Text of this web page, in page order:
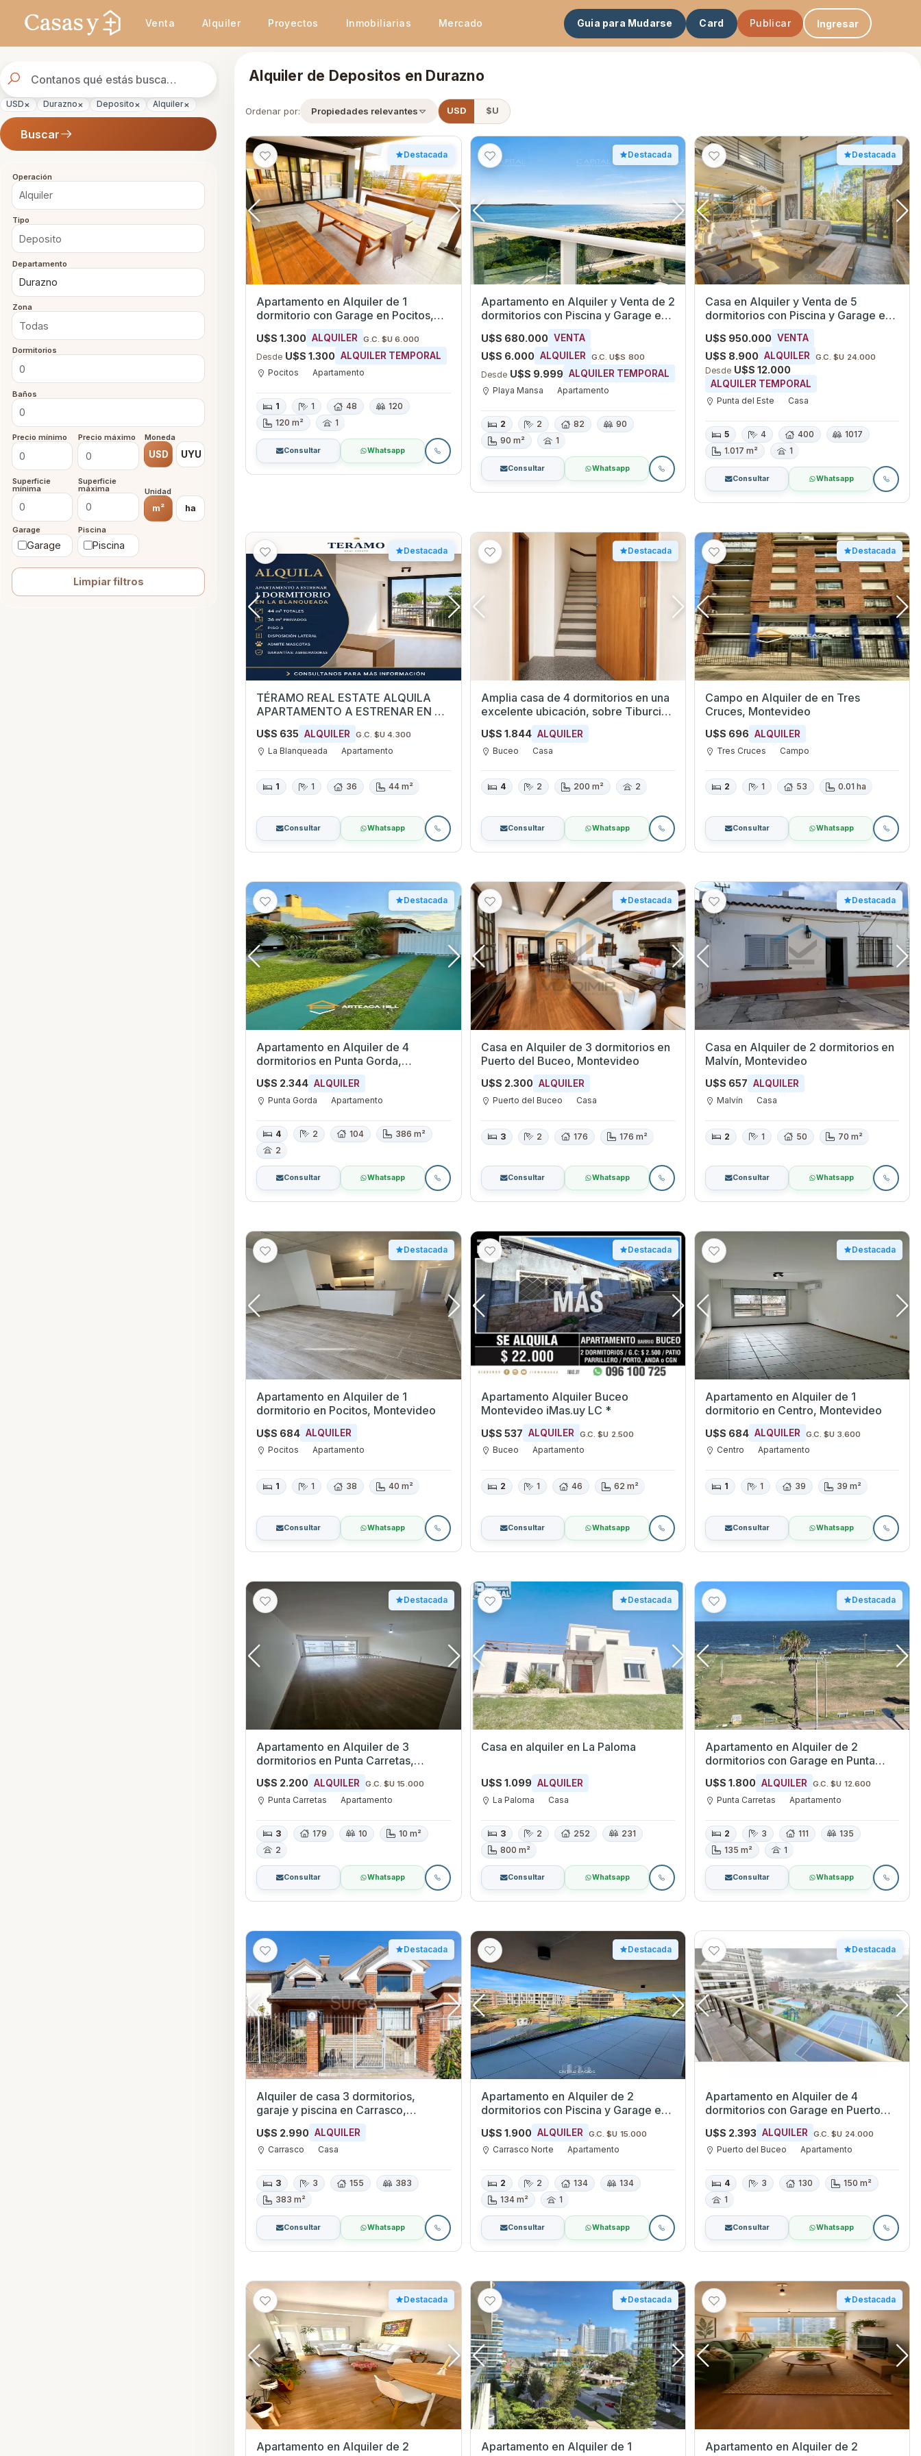
Venta Alquiler Proyectos Inmobiliarias Mercado Guia para Mudarse Card Publicar Ingresar
de
propiedades
USD× Durazno× Deposito× Alquiler×
Buscar
Operación
Tipo
Departamento
Zona
Dormitorios
Baños
Precio mínimo Precio máximo Moneda
USD UYU
Superficie
mínima
Superficie
máxima Unidad
m² ha
Garage
Garage
Piscina
Piscina
Limpiar filtros
Alquiler de Depositos en Durazno
Ordenar por: Propiedades relevantes USD $U
Destacada
Apartamento en Alquiler de 1
dormitorio con Garage en Pocitos,
Montevideo
U$S 1.300 ALQUILER
G.C. $U 6.000
Desde U$S 1.300 ALQUILER TEMPORAL
Pocitos Apartamento
1 1 48
120
120 m²
1
Consultar Whatsapp
Destacada
Apartamento en Alquiler y Venta de 2
dormitorios con Piscina y Garage en
Playa Mansa, Maldonado
U$S 680.000 VENTA
U$S 6.000 ALQUILER
G.C. U$S 800
Desde U$S 9.999 ALQUILER TEMPORAL
Playa Mansa Apartamento
2 2 82
90
90 m²
1
Consultar Whatsapp
Destacada
Casa en Alquiler y Venta de 5
dormitorios con Piscina y Garage en
Punta del Este, Maldonado
U$S 950.000 VENTA
U$S 8.900 ALQUILER
G.C. $U 24.000
Desde U$S 12.000
ALQUILER TEMPORAL
Punta del Este Casa
5 4 400
1017
1.017 m²
1
Consultar Whatsapp
Destacada
TÉRAMO REAL ESTATE ALQUILA
APARTAMENTO A ESTRENAR EN LA
BLANQUEADA
U$S 635 ALQUILER G.C. $U 4.300
La Blanqueada Apartamento
1 1 36 44 m²
Consultar Whatsapp
Destacada
Amplia casa de 4 dormitorios en una
excelente ubicación, sobre Tiburcio
Gómez esquina Pedro Bustamante.
U$S 1.844 ALQUILER
Buceo Casa
4 2 200 m² 2
Consultar Whatsapp
Destacada
Campo en Alquiler de en Tres
Cruces, Montevideo
U$S 696 ALQUILER
Tres Cruces Campo
2 1 53 0.01 ha
Consultar Whatsapp
Destacada
Apartamento en Alquiler de 4
dormitorios en Punta Gorda,
Montevideo
U$S 2.344 ALQUILER
Punta Gorda Apartamento
4 2 104
386 m²
2
Consultar Whatsapp
Destacada
Casa en Alquiler de 3 dormitorios en
Puerto del Buceo, Montevideo
U$S 2.300 ALQUILER
Puerto del Buceo Casa
3 2 176 176 m²
Consultar Whatsapp
Destacada
Casa en Alquiler de 2 dormitorios en
Malvín, Montevideo
U$S 657 ALQUILER
Malvín Casa
2 1 50 70 m²
Consultar Whatsapp
Destacada
Apartamento en Alquiler de 1
dormitorio en Pocitos, Montevideo
U$S 684 ALQUILER
Pocitos Apartamento
1 1 38 40 m²
Consultar Whatsapp
Destacada
Apartamento Alquiler Buceo
Montevideo iMas.uy LC *
U$S 537 ALQUILER G.C. $U 2.500
Buceo Apartamento
2 1 46 62 m²
Consultar Whatsapp
Destacada
Apartamento en Alquiler de 1
dormitorio en Centro, Montevideo
U$S 684 ALQUILER G.C. $U 3.600
Centro Apartamento
1 1 39 39 m²
Consultar Whatsapp
Destacada
Apartamento en Alquiler de 3
dormitorios en Punta Carretas,
Montevideo
U$S 2.200 ALQUILER G.C. $U 15.000
Punta Carretas Apartamento
3 179 10
10 m²
2
Consultar Whatsapp
Destacada
Casa en alquiler en La Paloma
U$S 1.099 ALQUILER
La Paloma Casa
3 2 252
231
800 m²
Consultar Whatsapp
Destacada
Apartamento en Alquiler de 2
dormitorios con Garage en Punta
Carretas, Montevideo
U$S 1.800 ALQUILER G.C. $U 12.600
Punta Carretas Apartamento
2 3 111
135
135 m²
1
Consultar Whatsapp
Destacada
Alquiler de casa 3 dormitorios,
garaje y piscina en Carrasco,
Montevideo
U$S 2.990 ALQUILER
Carrasco Casa
3 3 155
383
383 m²
Consultar Whatsapp
Destacada
Apartamento en Alquiler de 2
dormitorios con Piscina y Garage en
Carrasco Norte, Montevideo
U$S 1.900 ALQUILER G.C. $U 15.000
Carrasco Norte Apartamento
2 2 134
134
134 m²
1
Consultar Whatsapp
Destacada
Apartamento en Alquiler de 4
dormitorios con Garage en Puerto
del Buceo, Montevideo
U$S 2.393 ALQUILER G.C. $U 24.000
Puerto del Buceo Apartamento
4 3 130
150 m²
1
Consultar Whatsapp
Destacada
Apartamento en Alquiler de 2
Destacada
Apartamento en Alquiler de 1
Destacada
Apartamento en Alquiler de 2